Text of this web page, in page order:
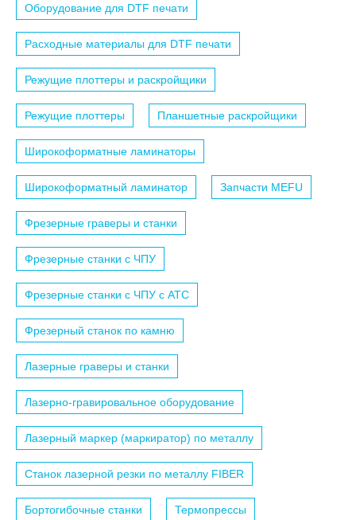
Оборудование для DTF печати
Расходные материалы для DTF печати
Режущие плоттеры и раскройщики
Режущие плоттеры Планшетные раскройщики
Широкоформатные ламинаторы
Широкоформатный ламинатор Запчасти MEFU
Фрезерные граверы и станки
Фрезерные станки с ЧПУ
Фрезерные станки с ЧПУ c АТС
Фрезерный станок по камню
Лазерные граверы и станки
Лазерно-гравировальное оборудование
Лазерный маркер (маркиратор) по металлу
Станок лазерной резки по металлу FIBER
Бортогибочные станки Термопрессы